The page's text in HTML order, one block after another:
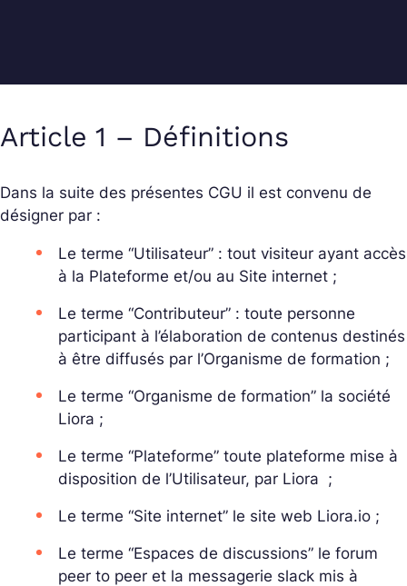
Article 1 – Définitions
Dans la suite des présentes CGU il est convenu de
désigner par :
Le terme “Utilisateur” : tout visiteur ayant accès
à la Plateforme et/ou au Site internet ;
Le terme “Contributeur” : toute personne
participant à l’élaboration de contenus destinés
à être diffusés par l’Organisme de formation ;
Le terme “Organisme de formation” la société
Liora ;
Le terme “Plateforme” toute plateforme mise à
disposition de l’Utilisateur, par Liora ;
Le terme “Site internet” le site web Liora.io ;
Le terme “Espaces de discussions” le forum
peer to peer et la messagerie slack mis à